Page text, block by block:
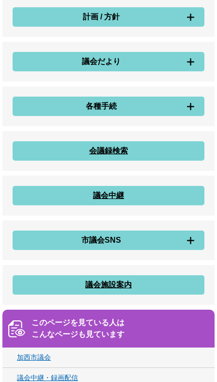
計画 / 方針
議会だより
各種手続
会議録検索
議会中継
市議会SNS
議会施設案内
このページを見ている人は
こんなページも見ています
加西市議会
議会中継・録画配信